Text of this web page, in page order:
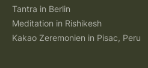
Tantra in Berlin
Meditation in Rishikesh
Kakao Zeremonien in Pisac, Peru